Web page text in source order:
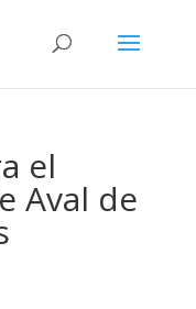
el
Aval de